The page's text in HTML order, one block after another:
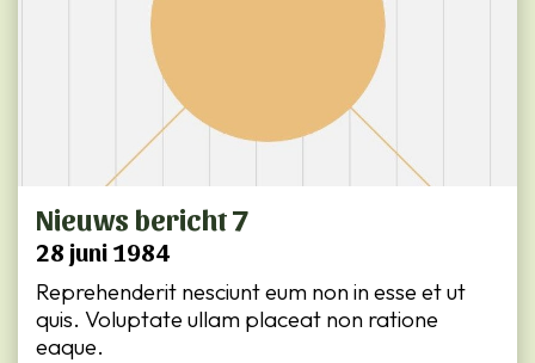
Nieuws bericht 7
28 juni 1984
Reprehenderit nesciunt eum non in esse et ut
quis. Voluptate ullam placeat non ratione
eaque.